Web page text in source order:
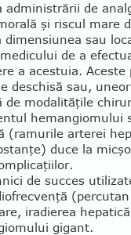
administrării de
şi riscul mare
dimensiunea sau
de a
a acestuia.
deschisă sau,
de modalităţile
hemangiomului
(ramurile arterei
duce la
de succes
iradierea
gigant.